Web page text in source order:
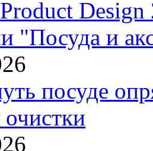
Design
"Посуда и
посуде